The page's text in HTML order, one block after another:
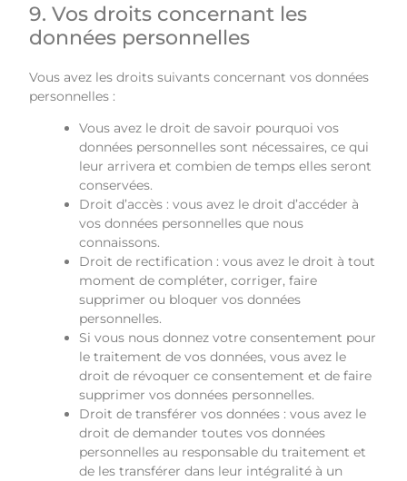
9. Vos droits concernant les
données personnelles
Vous avez les droits suivants concernant vos données
personnelles :
Vous avez le droit de savoir pourquoi vos
données personnelles sont nécessaires, ce qui
leur arrivera et combien de temps elles seront
conservées.
Droit d’accès : vous avez le droit d’accéder à
vos données personnelles que nous
connaissons.
Droit de rectification : vous avez le droit à tout
moment de compléter, corriger, faire
supprimer ou bloquer vos données
personnelles.
Si vous nous donnez votre consentement pour
le traitement de vos données, vous avez le
droit de révoquer ce consentement et de faire
supprimer vos données personnelles.
Droit de transférer vos données : vous avez le
droit de demander toutes vos données
personnelles au responsable du traitement et
de les transférer dans leur intégralité à un